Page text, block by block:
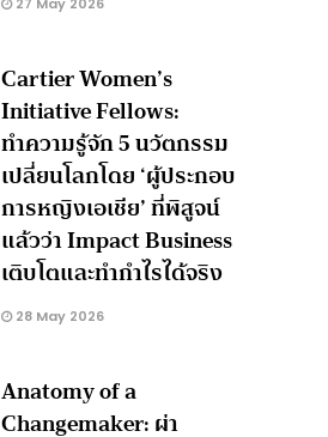
Cartier Women’s
Initiative Fellows:
ทำความรู้จัก 5 นวัตกรรม
เปลี่ยนโลกโดย ‘ผู้ประกอบ
การหญิงเอเชีย’ ที่พิสูจน์
แล้วว่า Impact Business
เติบโตและทำกำไรได้จริง
28 May 2026
Anatomy of a
Changemaker: ผ่า